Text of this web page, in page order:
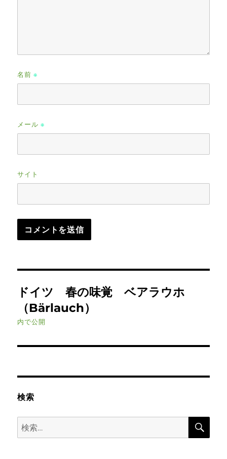
名前※
メール※
サイト
稿
ナ
ビ
ョ
ドイツ 春の味覚 ベアラウホ
（Bärlauch）
内で公開
検索
検
索:
検